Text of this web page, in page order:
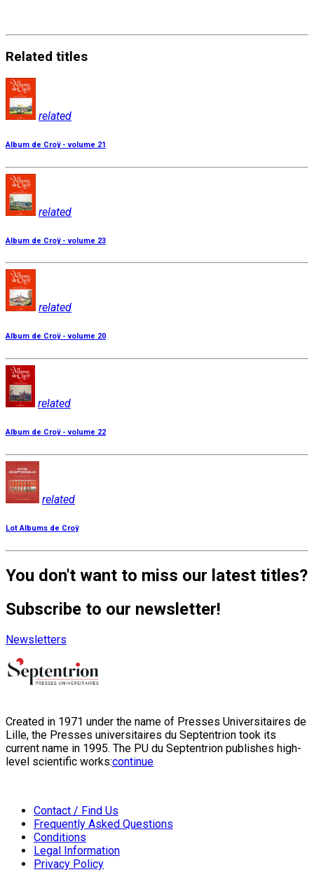
Related titles
related
Album de Croÿ - volume 21
related
Album de Croÿ - volume 23
related
Album de Croÿ - volume 20
related
Album de Croÿ - volume 22
related
Lot Albums de Croÿ
You don't want to miss our latest titles?
Subscribe to our newsletter!
Newsletters
Created in 1971 under the name of Presses Universitaires de
Lille, the Presses universitaires du Septentrion took its
current name in 1995. The PU du Septentrion publishes high-
level scientific works:continue
Contact / Find Us
Frequently Asked Questions
Conditions
Legal Information
Privacy Policy